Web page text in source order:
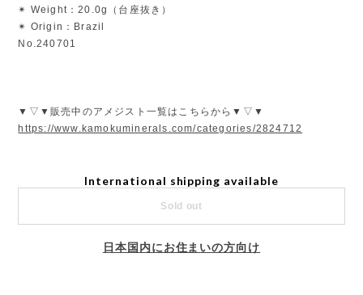
✴︎ Weight：20.0g（台座抜き）
✴︎ Origin：Brazil
No.240701
▼▽▼販売中のアメジスト一覧はこちらから▼▽▼
https://www.kamokuminerals.com/categories/2824712
International shipping available
Sold out
日本国内にお住まいの方向け